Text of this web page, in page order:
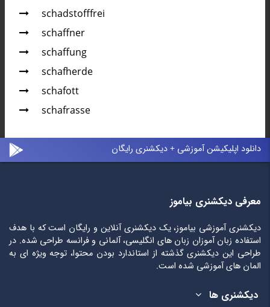
schadstofffrei
schaffner
schaffung
schafherde
schafott
schafrasse
دانلود اپلیکیشن آموزشی + دیکشنری رایگان
معرفی دیکشنری بیاموز
دیکشنری آموزشی بیاموز، یک دیکشنری آنلاین و رایگان است که با هدف
استفاده زبان آموزان زبان های انگلیسی، آلمانی و فرانسه طراحی شده. در
طراحی این دیکشنری گذشته از استاندارد بودن محتوا، توجه ویژه ای به
المان های آموزشی شده است.
دیکشنری ها